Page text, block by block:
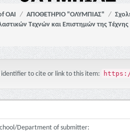
OAI ΑΠΟΘΕΤΗΡΙΟ "ΟΛΥΜΠΙΑΣ"
Τεχνών και Επιστημών της Τέχνης
identifier to cite or link to this item:
Department of submitter: